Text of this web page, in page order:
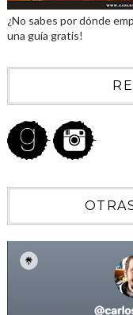
¿No sabes por dónde
una guía gratis!